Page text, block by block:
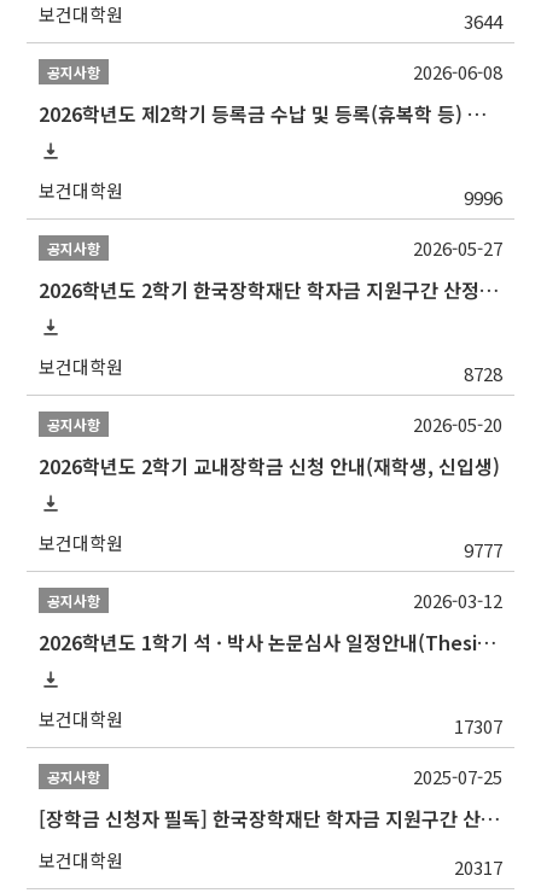
보건대학원 3644
공지사항
2026학년도 제2학기 등록금 수납 및 등록(휴복학 등) 일정 안내
보건대학원 9996
2026-06-08
공지사항
2026학년도 2학기 한국장학재단 학자금 지원구간 산정 신청 안내
보건대학원 8728
2026-05-27
공지사항
2026학년도 2학기 교내장학금 신청 안내(재학생, 신입생)
보건대학원 9777
2026-05-20
공지사항
2026학년도 1학기 석 · 박사 논문심사 일정안내(Thesis Defense Schedules)
보건대학원 17307
2026-03-12
공지사항
[장학금 신청자 필독] 한국장학재단 학자금 지원구간 산정 권고
보건대학원 20317
2025-07-25